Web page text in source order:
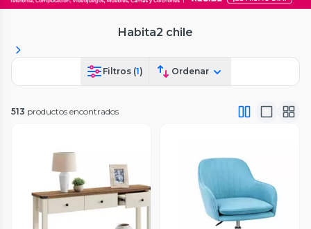
Habita2 chile
Filtros (1) Ordenar
513 productos encontrados